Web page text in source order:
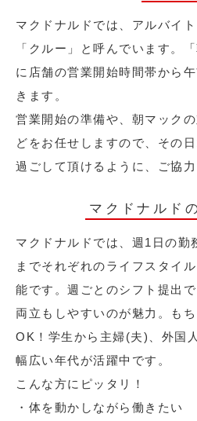
マクドナルドでは、アルバイ
「クルー」と呼んでいます。
に店舗の営業開始時間帯から
きます。
営業開始の準備や、朝マック
どをお任せしますので、その
過ごして頂けるように、ご協
マクドナルド
マクドナルドでは、週1日の勤
までそれぞれのライフスタイ
能です。週ごとのシフト提出
両立もしやすいのが魅力。も
OK！学生から主婦(夫)、外国
幅広い年代が活躍中です。
こんな方にピッタリ！
・体を動かしながら働きたい